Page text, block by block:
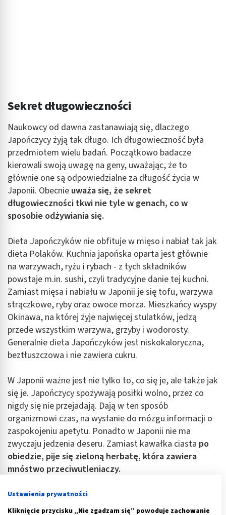
Sekret długowieczności
Naukowcy od dawna zastanawiają się, dlaczego
Japończycy żyją tak długo. Ich długowieczność była
przedmiotem wielu badań. Początkowo badacze
kierowali swoją uwagę na geny, uważając, że to
głównie one są odpowiedzialne za długość życia w
Japonii. Obecnie uważa się, że sekret
długowieczności tkwi nie tyle w genach, co w
sposobie odżywiania się.
Dieta Japończyków nie obfituje w mięso i nabiał tak jak
dieta Polaków. Kuchnia japońska oparta jest głównie
na warzywach, ryżu i rybach - z tych składników
powstaje m.in. sushi, czyli tradycyjne danie tej kuchni.
Zamiast mięsa i nabiału w Japonii je się tofu, warzywa
strączkowe, ryby oraz owoce morza. Mieszkańcy wyspy
Okinawa, na której żyje najwięcej stulatków, jedzą
przede wszystkim warzywa, grzyby i wodorosty.
Generalnie dieta Japończyków jest niskokaloryczna,
beztłuszczowa i nie zawiera cukru.
W Japonii ważne jest nie tylko to, co się je, ale także jak
się je. Japończycy spożywają posiłki wolno, przez co
nigdy się nie przejadają. Dają w ten sposób
organizmowi czas, na wysłanie do mózgu informacji o
zaspokojeniu apetytu. Ponadto w Japonii nie ma
zwyczaju jedzenia deseru. Zamiast kawałka ciasta po
obiedzie, pije się zieloną herbatę, która zawiera
mnóstwo przeciwutleniaczy.
Ustawienia prywatności
Kliknięcie przycisku „Nie zgadzam się” powoduje zachowanie